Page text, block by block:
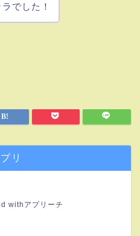
でした！
リ
with アプリーチ